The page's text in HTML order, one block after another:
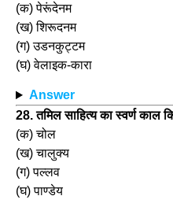
(क) पेरूंदेनम
(ख) शिरूदनम
(ग) उडनकुट्टम
(घ) वेलाइक-कारा
Answer
28. तमिल साहित्य का स्वर्ण
(क) चोल
(ख) चालुक्य
(ग) पल्लव
(घ) पाण्डेय